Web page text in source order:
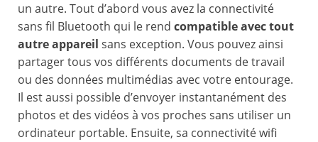
un autre. Tout d’abord vous avez la connectivité
sans fil Bluetooth qui le rend compatible avec tout
autre appareil sans exception. Vous pouvez ainsi
partager tous vos différents documents de travail
ou des données multimédias avec votre entourage.
Il est aussi possible d’envoyer instantanément des
photos et des vidéos à vos proches sans utiliser un
ordinateur portable. Ensuite, sa connectivité wifi